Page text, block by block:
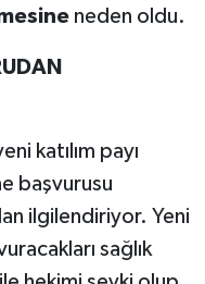
neden oldu.
katılım payı
başvurusu
ilgilendiriyor. Yeni
sağlık